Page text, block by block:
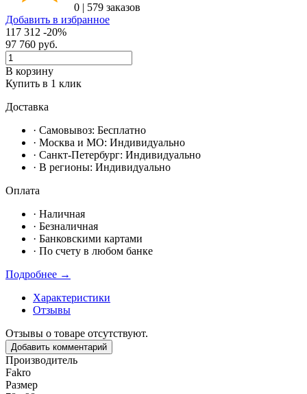
0 | 579 заказов
Добавить в избранное
117 312 -20%
97 760 руб.
В корзину
Купить в 1 клик
Доставка
· Самовывоз: Бесплатно
· Москвa и МО: Индивидуально
· Санкт-Петербург: Индивидуально
· В регионы: Индивидуально
Оплата
· Наличная
· Безналичная
· Банковскими картами
· По счету в любом банке
Подробнее →
Характеристики
Отзывы
Отзывы о товаре отсутствуют.
Добавить комментарий
Производитель
Fakro
Размер